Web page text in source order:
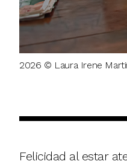
2026 © Laura Irene
Felicidad al estar